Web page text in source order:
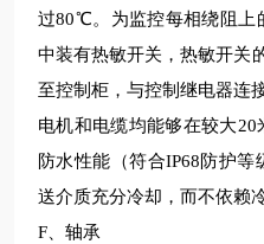
过80℃。为监控每相绕阻上
中装有热敏开关，热敏开关
至控制柜，与控制继电器连接
电机和电缆均能够在较大20
防水性能（符合IP68防护
送介质充分冷却，而不依赖
F、轴承